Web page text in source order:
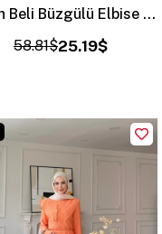
Banch Beli Büzgülü Elbise Kahve (4461)
25.19$
58.81$